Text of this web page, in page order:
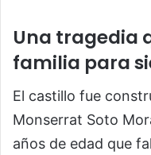
Una tragedia
familia para
El castillo fue
Monserrat Soto
años de edad que